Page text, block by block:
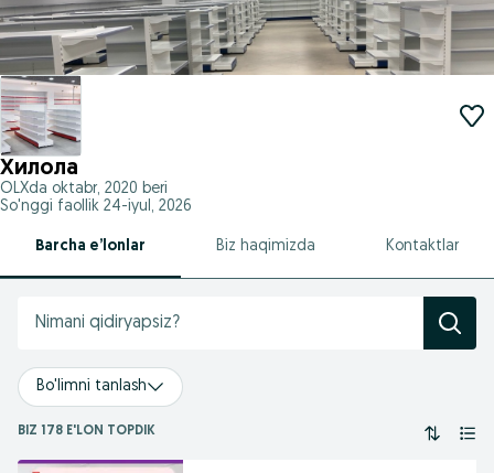
Хилола
OLXda oktabr, 2020 beri
So'nggi faollik 24-iyul, 2026
Barcha e’lonlar Biz haqimizda Kontaktlar
Bo'limni tanlash
BIZ 178 E'LON TOPDIK